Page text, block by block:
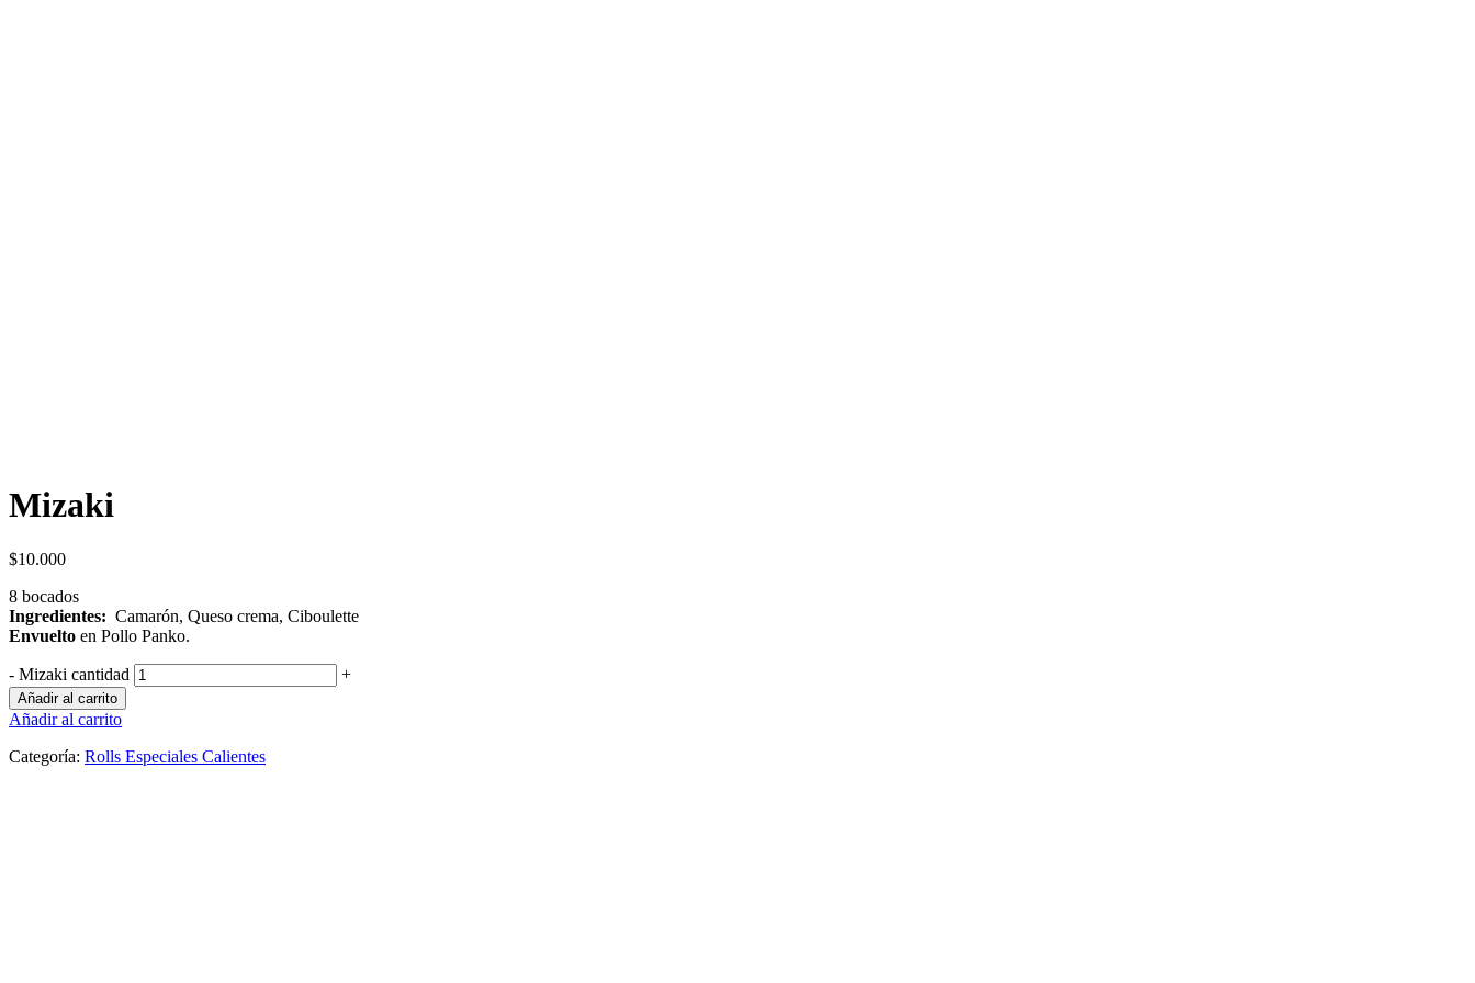
Mizaki
$10.000
8 bocados
Ingredientes: Camarón, Queso crema, Ciboulette
Envuelto en Pollo Panko.
- Mizaki cantidad +
Añadir al carrito
Añadir al carrito
Categoría: Rolls Especiales Calientes